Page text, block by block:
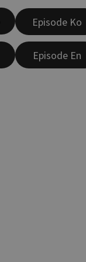
Episode Ko
Episode En